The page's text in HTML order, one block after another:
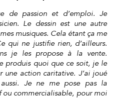
de passion et d’emploi. Je
Le dessin est une autre
musiques. Cela étant ça me
qui ne justifie rien, d’ailleurs.
je les propose à la vente.
produis quoi que ce soit, je le
une action caritative. J’ai joué
Je ne me pose pas la
ou commercialisable, pour moi